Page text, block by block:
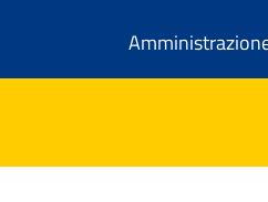
Contenuti in